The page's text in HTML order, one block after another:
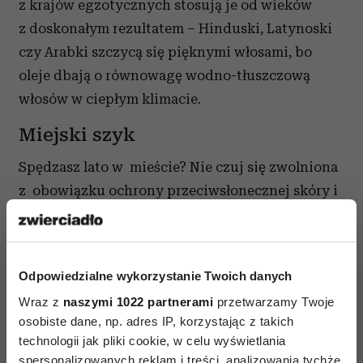
Odpowiedzialne wykorzystanie Twoich danych
Wraz z naszymi 1022 partnerami przetwarzamy Twoje
osobiste dane, np. adres IP, korzystając z takich
technologii jak pliki cookie, w celu wyświetlania
spersonalizowanych reklam i treści, analizowania tychże,
z krajów egzotycznych stosują je od wieków
z doskonałym rezultatem – Hinduski, Latynoski
czy Arabki szczycą się pięknymi włosami, bo
oleje dbają o równowagę wodno-tłuszczową
włosów w ciepłym klimacie.
Miejski szyk
Spędzasz lato w mieście? Nie czuj się zwolniona
z obowiązku ochrony przeciwsłonecznej skóry i
włosów. Do wysokiej temperatury i
promieniowania słonecznego dochodzą tutaj
powietrza i wody). Dlatego ochronne kosmetyki z
UV i dobre preparaty regeneracyjne powinny być
podstawą letniej pielęgnacji także w domu.